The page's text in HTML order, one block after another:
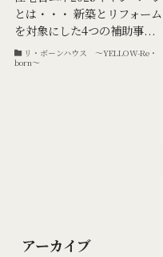
とは・・・ 新築とリフォーム
を対象にした4つの補助事...
リ・ボ－ンハウス ～YELLOW-Re・
born～
アーカイブ